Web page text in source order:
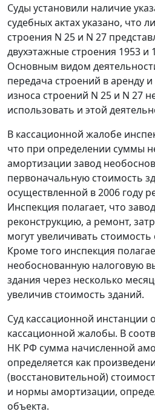
Суды установили наличие
судебных актах указано, что
строения N 25 и N 27
двухэтажные строения 1953 и
Основным видом
передача строений в аренду
износа строений N 25 и N 27
использовать и этой
В кассационной жалобе
что при определении суммы
амортизации завод
первоначальную стоимость
осуществленной в 2006 году
Инспекция полагает, что
реконструкцию, а ремонт,
могут увеличивать стоимость
Кроме того инспекция
необоснованную налоговую
здания через несколько
увеличив стоимость зданий.
Суд кассационной инстанции
кассационной жалобы. В
НК РФ сумма начисленной
определяется как
(восстановительной)
и нормы амортизации,
объекта.